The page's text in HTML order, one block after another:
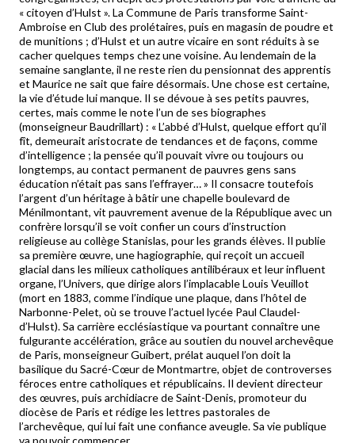
« citoyen d’Hulst ». La Commune de Paris transforme Saint-
Ambroise en Club des prolétaires, puis en magasin de poudre et
de munitions ; d’Hulst et un autre vicaire en sont réduits à se
cacher quelques temps chez une voisine. Au lendemain de la
semaine sanglante, il ne reste rien du pensionnat des apprentis
et Maurice ne sait que faire désormais. Une chose est certaine,
la vie d’étude lui manque. Il se dévoue à ses petits pauvres,
certes, mais comme le note l’un de ses biographes
(monseigneur Baudrillart) : « L’abbé d’Hulst, quelque effort qu’il
fît, demeurait aristocrate de tendances et de façons, comme
d’intelligence ; la pensée qu’il pouvait vivre ou toujours ou
longtemps, au contact permanent de pauvres gens sans
éducation n’était pas sans l’effrayer… » Il consacre toutefois
l’argent d’un héritage à bâtir une chapelle boulevard de
Ménilmontant, vit pauvrement avenue de la République avec un
confrère lorsqu’il se voit confier un cours d’instruction
religieuse au collège Stanislas, pour les grands élèves. Il publie
sa première œuvre, une hagiographie, qui reçoit un accueil
glacial dans les milieux catholiques antilibéraux et leur influent
organe, l’Univers, que dirige alors l’implacable Louis Veuillot
(mort en 1883, comme l’indique une plaque, dans l’hôtel de
Narbonne-Pelet, où se trouve l’actuel lycée Paul Claudel-
d’Hulst). Sa carrière ecclésiastique va pourtant connaître une
fulgurante accélération, grâce au soutien du nouvel archevêque
de Paris, monseigneur Guibert, prélat auquel l’on doit la
basilique du Sacré-Cœur de Montmartre, objet de controverses
féroces entre catholiques et républicains. Il devient directeur
des œuvres, puis archidiacre de Saint-Denis, promoteur du
diocèse de Paris et rédige les lettres pastorales de
l’archevêque, qui lui fait une confiance aveugle. Sa vie publique